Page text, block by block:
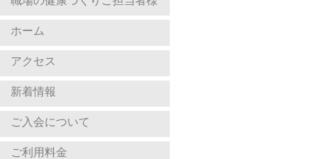
ホーム
アクセス
新着情報
ご入会について
ご利用料金